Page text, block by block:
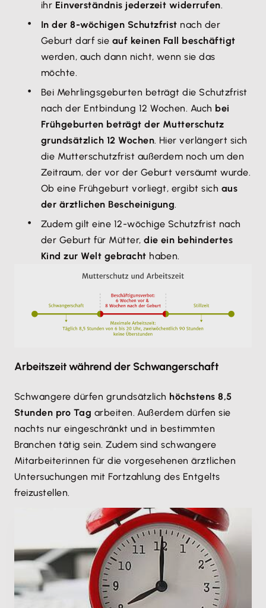
ihr Einverständnis jederzeit widerrufen.
In der 8-wöchigen Schutzfrist nach der
Geburt darf sie auf keinen Fall beschäftigt
werden, auch dann nicht, wenn sie das
möchte.
Bei Mehrlingsgeburten beträgt die Schutzfrist
nach der Entbindung 12 Wochen. Auch bei
Frühgeburten beträgt der Mutterschutz
grundsätzlich 12 Wochen. Hier verlängert sich
die Mutterschutzfrist außerdem noch um den
Zeitraum, der vor der Geburt versäumt wurde.
Ob eine Frühgeburt vorliegt, ergibt sich aus
der ärztlichen Bescheinigung.
Zudem gilt eine 12-wöchige Schutzfrist nach
der Geburt für Mütter,die ein behindertes
Kind zur Welt gebracht haben.
Arbeitszeit während der Schwangerschaft
Schwangere dürfen grundsätzlich höchstens 8,5
Stunden pro Tag arbeiten. Außerdem dürfen sie
nachts nur eingeschränkt und in bestimmten
Branchen tätig sein. Zudem sind schwangere
Mitarbeiterinnen für die vorgesehenen ärztlichen
Untersuchungen mit Fortzahlung des Entgelts
freizustellen.